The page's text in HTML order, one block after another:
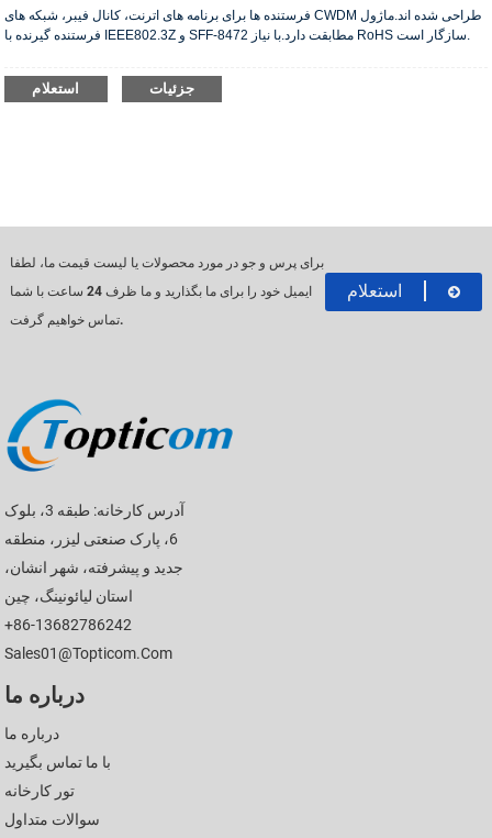
فرستنده ها برای برنامه های اترنت، کانال فیبر، شبکه های CWDM طراحی شده اند.ماژول
فرستنده گیرنده با IEEE802.3Z و SFF-8472 مطابقت دارد.با نیاز RoHS سازگار است.
استعلام جزئیات
برای پرس و جو در مورد محصولات یا لیست قیمت ما، لطفا
ایمیل خود را برای ما بگذارید و ما ظرف 24 ساعت با شما
تماس خواهیم گرفت.
استعلام
آدرس کارخانه: طبقه 3، بلوک
6، پارک صنعتی لیزر، منطقه
جدید و پیشرفته، شهر انشان،
استان لیائونینگ، چین
+86-13682786242
Sales01@topticom.com
درباره ما
درباره ما
با ما تماس بگیرید
تور کارخانه
سوالات متداول